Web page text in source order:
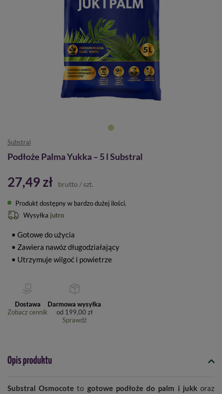
Substral
Podłoże Palma Yukka – 5 l Substral
27,49 zł brutto / szt.
Produkt dostępny w bardzo dużej ilości
Wysyłka jutro
• Gotowe do użycia
• Zawiera nawóz długodziałający
• Utrzymuje wilgoć i powietrze
Dostawa
Zobacz cennik
Darmowa wysyłka
od 199,00 zł
Sprawdź
Opis produktu
Substral Osmocote to gotowe podłoże do palm i jukkoraz